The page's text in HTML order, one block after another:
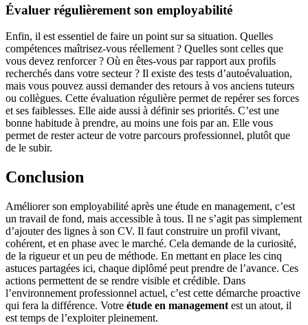
Évaluer régulièrement son employabilité
Enfin, il est essentiel de faire un point sur sa situation. Quelles
compétences maîtrisez-vous réellement ? Quelles sont celles que
vous devez renforcer ? Où en êtes-vous par rapport aux profils
recherchés dans votre secteur ? Il existe des tests d’autoévaluation,
mais vous pouvez aussi demander des retours à vos anciens tuteurs
ou collègues. Cette évaluation régulière permet de repérer ses forces
et ses faiblesses. Elle aide aussi à définir ses priorités. C’est une
bonne habitude à prendre, au moins une fois par an. Elle vous
permet de rester acteur de votre parcours professionnel, plutôt que
de le subir.
Conclusion
Améliorer son employabilité après une étude en management, c’est
un travail de fond, mais accessible à tous. Il ne s’agit pas simplement
d’ajouter des lignes à son CV. Il faut construire un profil vivant,
cohérent, et en phase avec le marché. Cela demande de la curiosité,
de la rigueur et un peu de méthode. En mettant en place les cinq
astuces partagées ici, chaque diplômé peut prendre de l’avance. Ces
actions permettent de se rendre visible et crédible. Dans
l’environnement professionnel actuel, c’est cette démarche proactive
qui fera la différence. Votre étude en management est un atout, il
est temps de l’exploiter pleinement.